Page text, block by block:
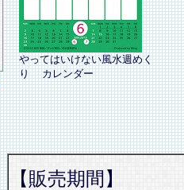
やってはいけない風水週めく
り カレンダー
【販売期間】